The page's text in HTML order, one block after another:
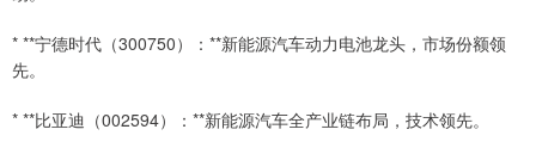
* **宁德时代（300750）：**新能源汽车动力电池龙头，市场份额领
先。
* **比亚迪（002594）：**新能源汽车全产业链布局，技术领先。